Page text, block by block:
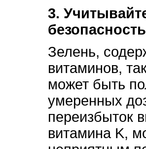
3.
безопасность
Зелень,
витаминов,
может быть
умеренных
переизбыток
витамина K,